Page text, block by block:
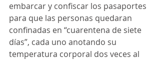
embarcar y confiscar los pasaportes
para que las personas quedaran
confinadas en “cuarentena de siete
días”, cada uno anotando su
temperatura corporal dos veces al